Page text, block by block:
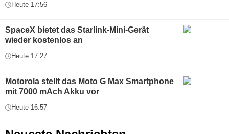
Heute 17:56
SpaceX bietet das Starlink-Mini-Gerät
wieder kostenlos an
Heute 17:27
Motorola stellt das Moto G Max Smartphone
mit 7000 mAch Akku vor
Heute 16:57